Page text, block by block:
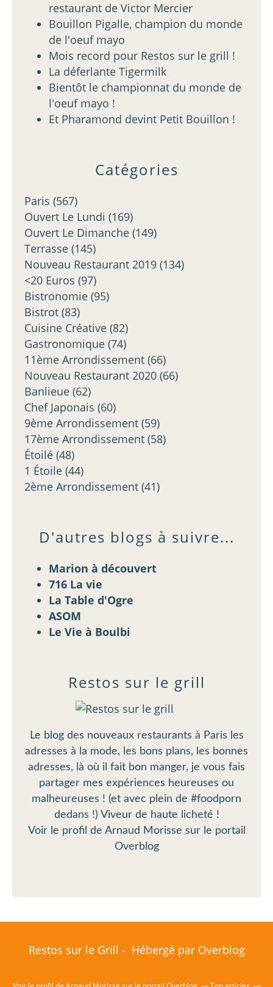
Catégories
Paris (567)
Ouvert Le Lundi (169)
Ouvert Le Dimanche (149)
Terrasse (145)
Nouveau Restaurant 2019 (134)
<20 Euros (97)
Bistronomie (95)
Bistrot (83)
Cuisine Créative (82)
Gastronomique (74)
11ème Arrondissement (66)
Nouveau Restaurant 2020 (66)
Banlieue (62)
Chef Japonais (60)
9ème Arrondissement (59)
17ème Arrondissement (58)
Étoilé (48)
1 Étoile (44)
2ème Arrondissement (41)
Restos sur le grill
Le blog des nouveaux restaurants à Paris les
adresses à la mode, les bons plans, les bonnes
adresses, là où il fait bon manger, je vous fais
partager mes expériences heureuses ou
malheureuses ! (et avec plein de #foodporn
dedans !) Viveur de haute licheté !
Voir le profil de Arnaud Morisse sur le portail
Overblog
D'autres blogs à suivre...
Marion à découvert
716 La vie
La Table d'Ogre
ASOM
Le Vie à Boulbi
restaurant de Victor Mercier
Bouillon Pigalle, champion du monde
de l'oeuf mayo
Mois record pour Restos sur le grill !
La déferlante Tigermilk
Bientôt le championnat du monde de
l'oeuf mayo !
Et Pharamond devint Petit Bouillon !
Restos sur le Grill - Hébergé par Overblog